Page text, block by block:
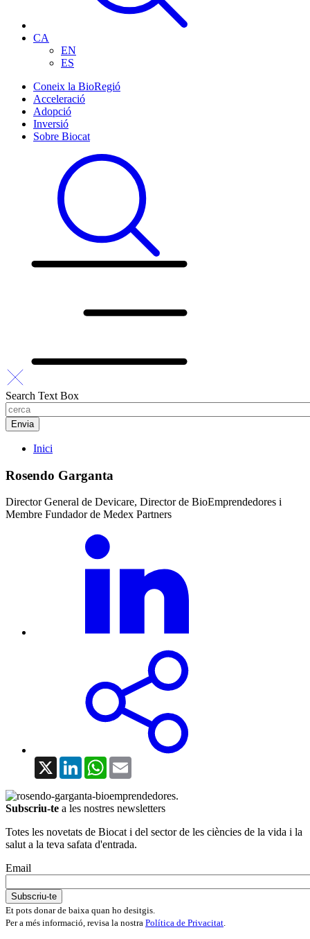
CA
EN
ES
Coneix la BioRegió
Acceleració
Adopció
Inversió
Sobre Biocat
Search Text Box
Inici
Rosendo Garganta
Director General de Devicare, Director de BioEmprendedores i
Membre Fundador de Medex Partners
X LinkedInWhatsApp
Subscriu-te a les nostres newsletters
Totes les novetats de Biocat i del sector de les ciències de la vida i la
salut a la teva safata d'entrada.
Email
Et pots donar de baixa quan ho desitgis.
Per a més informació, revisa la nostra Política de Privacitat.